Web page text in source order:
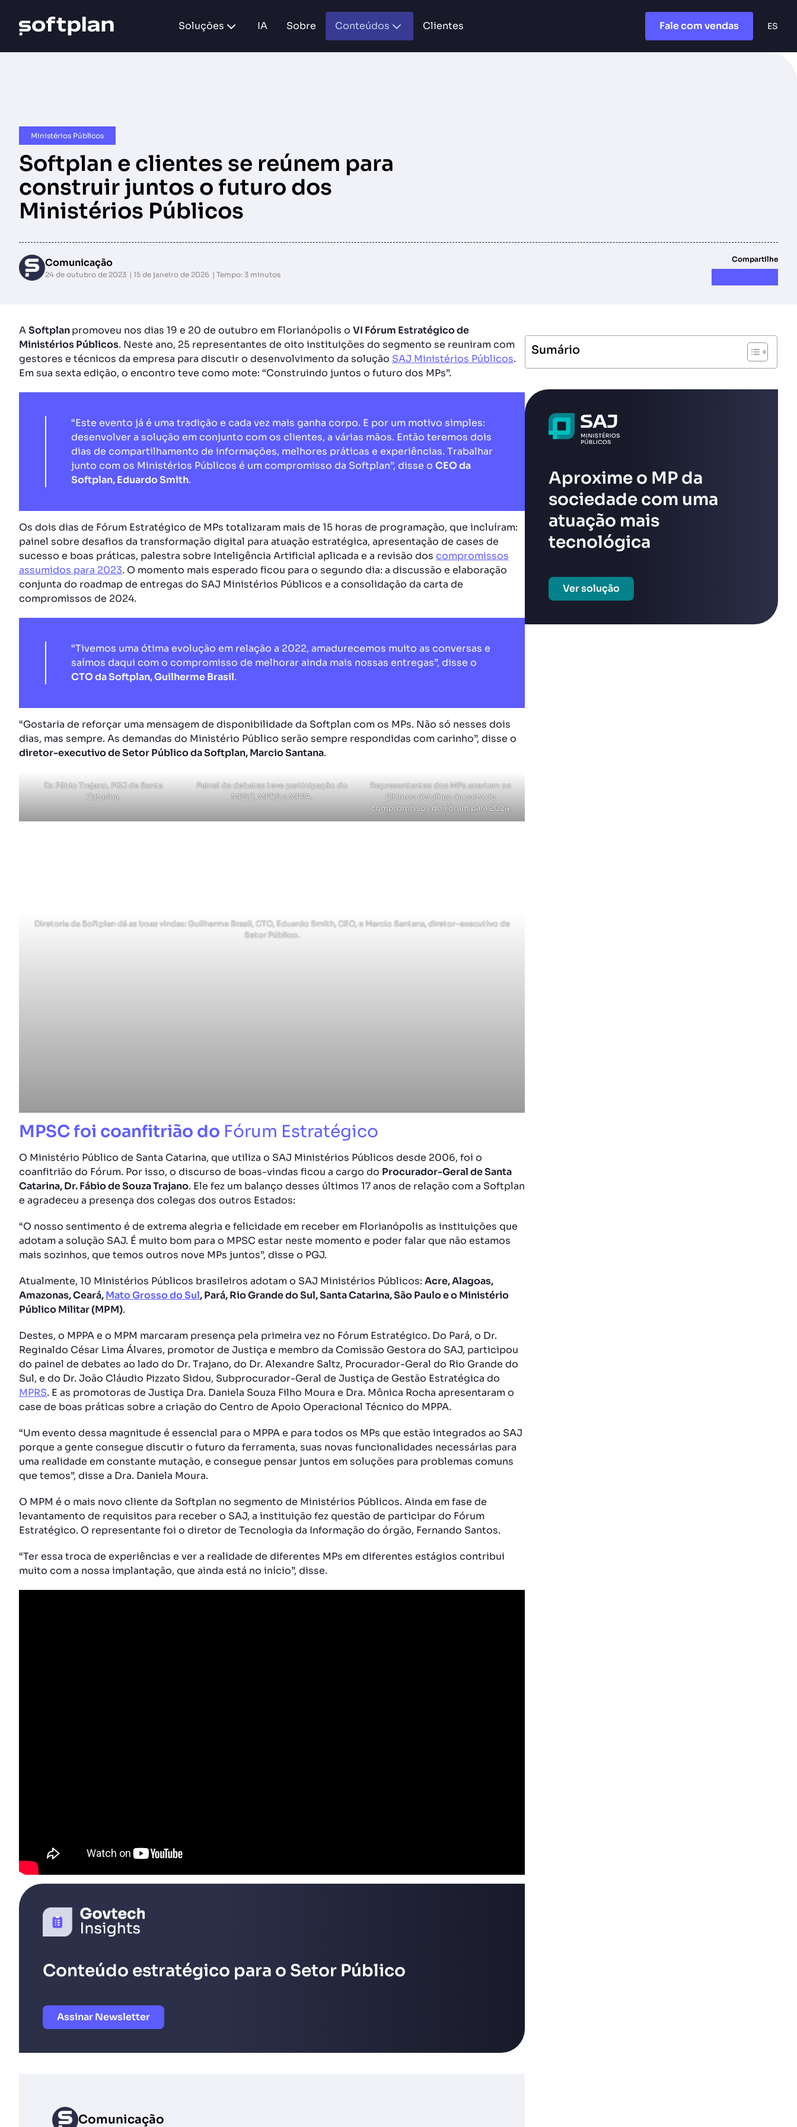
Soluções IA Sobre Conteúdos Clientes Fale com vendas ES
Ministérios Públicos​
Softplan e clientes se reúnem para
construir juntos o futuro dos
Ministérios Públicos
Comunicação
24 de outubro de 2023 15 de janeiro de 2026 Tempo: 3 minutos
Compartilhe
ASoftplanpromoveu nos dias 19 e 20 de outubro em Florianópolis o VI Fórum Estratégico de
Ministérios Públicos. Neste ano, 25 representantes de oito instituições do segmento se reuniram com
gestores e técnicos da empresa para discutir o desenvolvimento da solução SAJ Ministérios Públicos.
Em sua sexta edição, o encontro teve como mote: “Construindo juntos o futuro dos MPs”.
“Este evento já é uma tradição e cada vez mais ganha corpo. E por um motivo simples:
desenvolver a solução em conjunto com os clientes, a várias mãos. Então teremos dois
dias de compartilhamento de informações, melhores práticas e experiências. Trabalhar
junto com os Ministérios Públicos é um compromisso da Softplan”, disse o CEO da
Softplan, Eduardo Smith.
Os dois dias de Fórum Estratégico de MPs totalizaram mais de 15 horas de programação, que incluíram:
painel sobre desafios da transformação digital para atuação estratégica, apresentação de cases de
sucesso e boas práticas, palestra sobre Inteligência Artificial aplicada e a revisão dos compromissos
assumidos para 2023. O momento mais esperado ficou para o segundo dia: a discussão e elaboração
conjunta do roadmap de entregas do SAJ Ministérios Públicos e a consolidação da carta de
compromissos de 2024.
“Tivemos uma ótima evolução em relação a 2022, amadurecemos muito as conversas e
saímos daqui com o compromisso de melhorar ainda mais nossas entregas”, disse o
CTO da Softplan, Guilherme Brasil.
“Gostaria de reforçar uma mensagem de disponibilidade da Softplan com os MPs. Não só nesses dois
dias, mas sempre. As demandas do Ministério Público serão sempre respondidas com carinho”, disse o
diretor-executivo de Setor Público da Softplan, Marcio Santana.
Dr. Fábio Trajano, PGJ de Santa
Catarina.
Painel de debates teve participação do
MPSC, MPRS e MPPA.
Representantes dos MPs acertam os
últimos detalhes da carta de
compromissos do Fórum para 2024.
Diretoria da Softplan dá as boas vindas: Guilherme Brasil, CTO, Eduardo Smith, CEO, e Marcio Santana, diretor-executivo de
Setor Público.
MPSC foi coanfitrião do Fórum Estratégico
O Ministério Público de Santa Catarina, que utiliza o SAJ Ministérios Públicos desde 2006, foi o
coanfitrião do Fórum. Por isso, o discurso de boas-vindas ficou a cargo do Procurador-Geral de Santa
Catarina, Dr. Fábio de Souza Trajano. Ele fez um balanço desses últimos 17 anos de relação com a Softplan
e agradeceu a presença dos colegas dos outros Estados:
“O nosso sentimento é de extrema alegria e felicidade em receber em Florianópolis as instituições que
adotam a solução SAJ. É muito bom para o MPSC estar neste momento e poder falar que não estamos
mais sozinhos, que temos outros nove MPs juntos”, disse o PGJ.
Atualmente, 10 Ministérios Públicos brasileiros adotam o SAJ Ministérios Públicos: Acre, Alagoas,
Amazonas, Ceará,Mato Grosso do Sul, Pará, Rio Grande do Sul, Santa Catarina, São Paulo e o Ministério
Público Militar (MPM).
Destes, o MPPA e o MPM marcaram presença pela primeira vez no Fórum Estratégico. Do Pará, o Dr.
Reginaldo César Lima Álvares, promotor de Justiça e membro da Comissão Gestora do SAJ, participou
do painel de debates ao lado do Dr. Trajano, do Dr. Alexandre Saltz, Procurador-Geral do Rio Grande do
Sul, e do Dr. João Cláudio Pizzato Sidou, Subprocurador-Geral de Justiça de Gestão Estratégica do
MPRS. E as promotoras de Justiça Dra. Daniela Souza Filho Moura e Dra. Mônica Rocha apresentaram o
case de boas práticas sobre a criação do Centro de Apoio Operacional Técnico do MPPA.
“Um evento dessa magnitude é essencial para o MPPA e para todos os MPs que estão integrados ao SAJ
porque a gente consegue discutir o futuro da ferramenta, suas novas funcionalidades necessárias para
uma realidade em constante mutação, e consegue pensar juntos em soluções para problemas comuns
que temos”, disse a Dra. Daniela Moura.
O MPM é o mais novo cliente da Softplan no segmento de Ministérios Públicos. Ainda em fase de
levantamento de requisitos para receber o SAJ, a instituição fez questão de participar do Fórum
Estratégico. O representante foi o diretor de Tecnologia da Informação do órgão, Fernando Santos.
“Ter essa troca de experiências e ver a realidade de diferentes MPs em diferentes estágios contribui
muito com a nossa implantação, que ainda está no início”, disse.
Conteúdo estratégico para o Setor Público
Assinar Newsletter
Comunicação
Sumário
Aproxime o MP da
sociedade com uma
atuação mais
tecnológica
Ver solução